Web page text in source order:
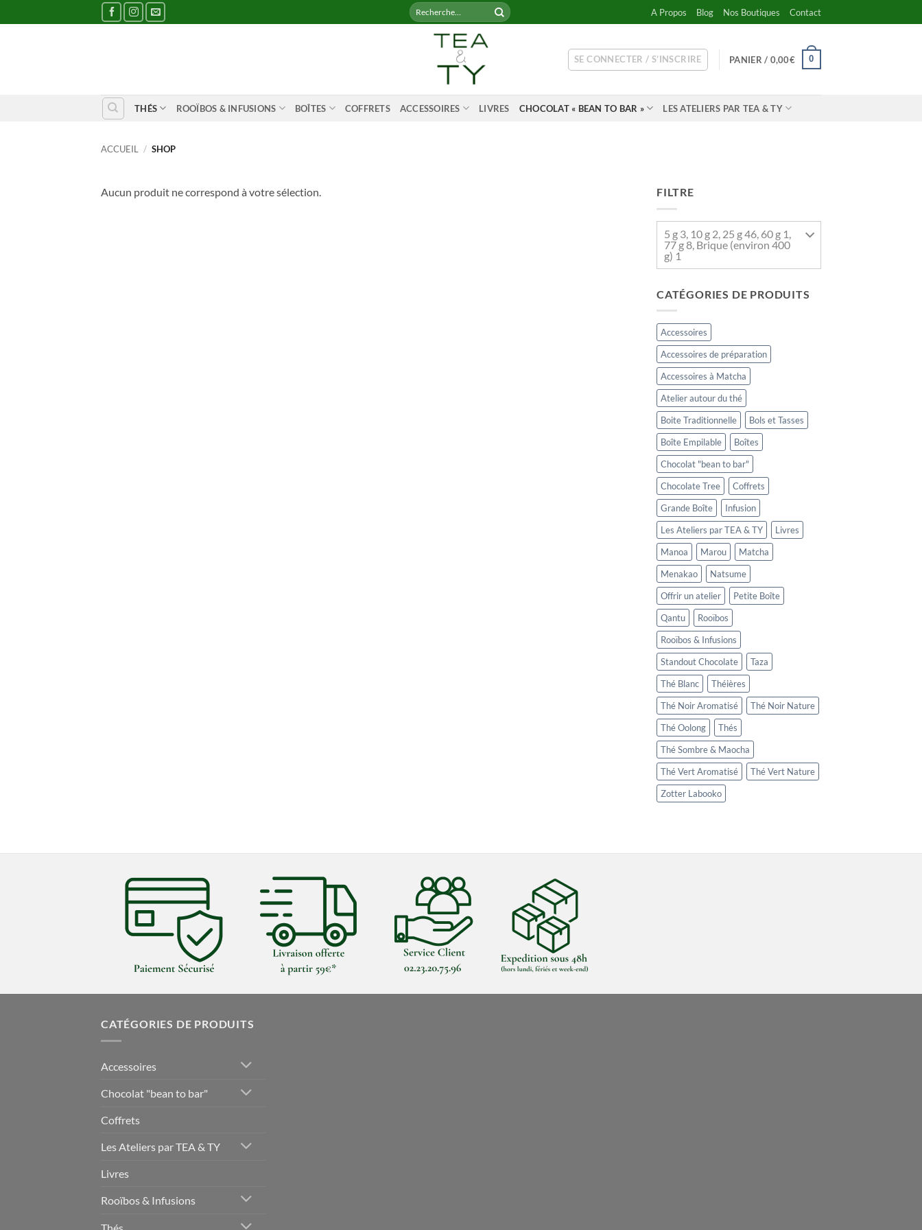
au
Recherche
pour :
A Propos Blog Nos Boutiques Contact
SE CONNECTER / S’INSCRIRE PANIER / 0,00€ 0
THÉS ROOÏBOS & INFUSIONS BOÎTES COFFRETS ACCESSOIRES LIVRES CHOCOLAT « BEAN TO BAR » LES ATELIERS PAR TEA & TY
ACCUEIL / SHOP
Aucun produit ne correspond à votre sélection. FILTRE
5 g 3, 10 g 2, 25 g 46, 60 g 1,
77 g 8, Brique (environ 400
g) 1
CATÉGORIES DE PRODUITS
Accessoires
Accessoires de préparation
Accessoires à Matcha
Atelier autour du thé
Boite Traditionnelle
Bols et Tasses
Boîte Empilable
Boîtes
Chocolat "bean to bar"
Chocolate Tree
Coffrets
Grande Boîte
Infusion
Les Ateliers par TEA & TY
Livres
Manoa
Marou
Matcha
Menakao
Natsume
Offrir un atelier
Petite Boîte
Qantu
Rooïbos
Rooïbos & Infusions
Standout Chocolate
Taza
Thé Blanc
Théières
Thé Noir Aromatisé
Thé Noir Nature
Thé Oolong
Thés
Thé Sombre & Maocha
Thé Vert Aromatisé
Thé Vert Nature
Zotter Labooko
CATÉGORIES DE PRODUITS
Accessoires
Chocolat "bean to bar"
Coffrets
Les Ateliers par TEA & TY
Livres
Rooïbos & Infusions